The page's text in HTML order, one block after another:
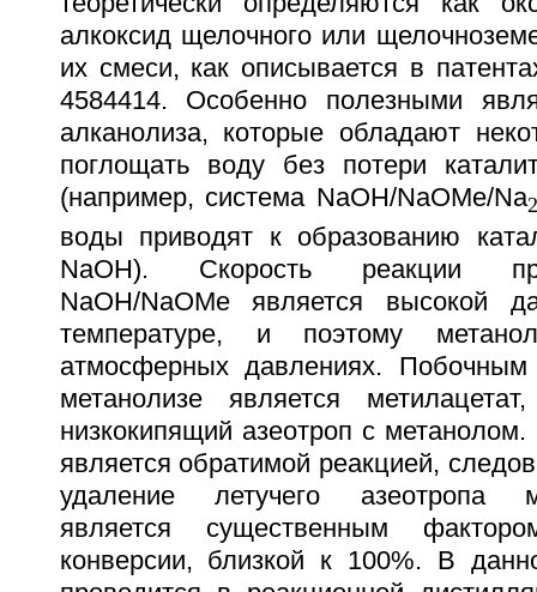
алкоксид щелочного или
их смеси, как описывается в
4584414. Особенно полезными
алканолиза, которые обладают
поглощать воду без потери
(например, система NaOH/NaOMe/Na
воды приводят к образованию
NaOH). Скорость реакции
NaOH/NaOMe является высокой
температуре, и поэтому
атмосферных давлениях.
метанолизе является
низкокипящий азеотроп с
является обратимой реакцией,
удаление летучего азеотропа
является существенным
конверсии, близкой к 100%. В